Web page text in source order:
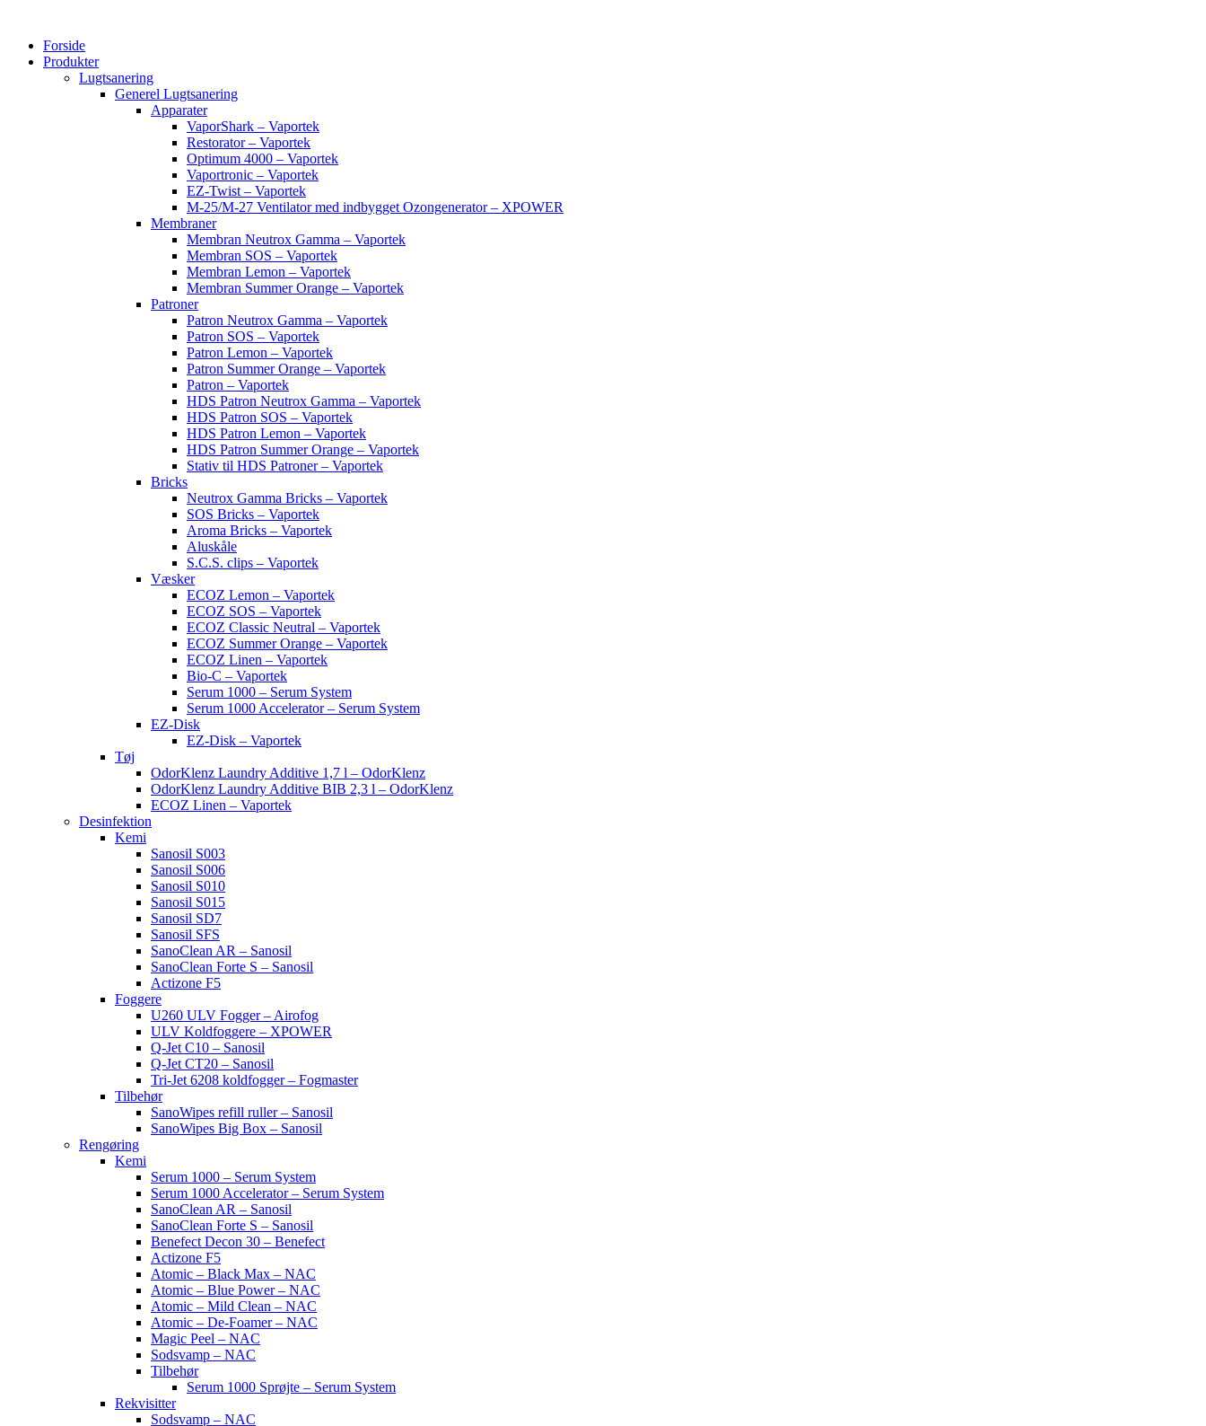
indholdForside
Produkter
Lugtsanering
Generel Lugtsanering
Apparater
VaporShark – Vaportek
Restorator – Vaportek
Optimum 4000 – Vaportek
Vaportronic – Vaportek
EZ-Twist – Vaportek
M-25/M-27 Ventilator med indbygget Ozongenerator – XPOWER
Membraner
Membran Neutrox Gamma – Vaportek
Membran SOS – Vaportek
Membran Lemon – Vaportek
Membran Summer Orange – Vaportek
Patroner
Patron Neutrox Gamma – Vaportek
Patron SOS – Vaportek
Patron Lemon – Vaportek
Patron Summer Orange – Vaportek
Patron – Vaportek
HDS Patron Neutrox Gamma – Vaportek
HDS Patron SOS – Vaportek
HDS Patron Lemon – Vaportek
HDS Patron Summer Orange – Vaportek
Stativ til HDS Patroner – Vaportek
Bricks
Neutrox Gamma Bricks – Vaportek
SOS Bricks – Vaportek
Aroma Bricks – Vaportek
Aluskåle
S.C.S. clips – Vaportek
Væsker
ECOZ Lemon – Vaportek
ECOZ SOS – Vaportek
ECOZ Classic Neutral – Vaportek
ECOZ Summer Orange – Vaportek
ECOZ Linen – Vaportek
Bio-C – Vaportek
Serum 1000 – Serum System
Serum 1000 Accelerator – Serum System
EZ-Disk
EZ-Disk – Vaportek
Tøj
OdorKlenz Laundry Additive 1,7 l – OdorKlenz
OdorKlenz Laundry Additive BIB 2,3 l – OdorKlenz
ECOZ Linen – Vaportek
Desinfektion
Kemi
Sanosil S003
Sanosil S006
Sanosil S010
Sanosil S015
Sanosil SD7
Sanosil SFS
SanoClean AR – Sanosil
SanoClean Forte S – Sanosil
Actizone F5
Foggere
U260 ULV Fogger – Airofog
ULV Koldfoggere – XPOWER
Q-Jet C10 – Sanosil
Q-Jet CT20 – Sanosil
Tri-Jet 6208 koldfogger – Fogmaster
Tilbehør
SanoWipes refill ruller – Sanosil
SanoWipes Big Box – Sanosil
Rengøring
Kemi
Serum 1000 – Serum System
Serum 1000 Accelerator – Serum System
SanoClean AR – Sanosil
SanoClean Forte S – Sanosil
Benefect Decon 30 – Benefect
Actizone F5
Atomic – Black Max – NAC
Atomic – Blue Power – NAC
Atomic – Mild Clean – NAC
Atomic – De-Foamer – NAC
Magic Peel – NAC
Sodsvamp – NAC
Tilbehør
Serum 1000 Sprøjte – Serum System
Rekvisitter
Sodsvamp – NAC